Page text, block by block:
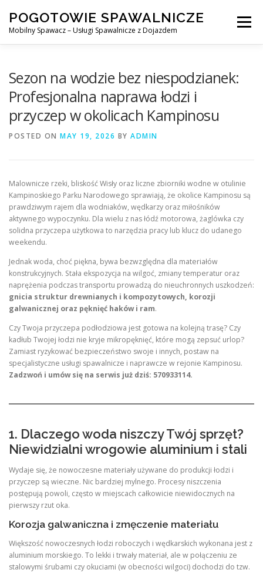
content
POGOTOWIE SPAWALNICZE
Mobilny Spawacz – Usługi Spawalnicze z Dojazdem
Menu
SPAWANIE MIG/MAG (GMAW) NASZE USŁUGI
Sezon na wodzie bez niespodzianek:
Profesjonalna naprawa łodzi i
przyczep w okolicach Kampinosu
POSTED ON MAY 19, 2026 BY ADMIN
Malownicze rzeki, bliskość Wisły oraz liczne zbiorniki wodne w otulinie
Kampinoskiego Parku Narodowego sprawiają, że okolice Kampinosu są
prawdziwym rajem dla wodniaków, wędkarzy oraz miłośników
aktywnego wypoczynku. Dla wielu z nas łódź motorowa, żaglówka czy
solidna przyczepa użytkowa to narzędzia pracy lub klucz do udanego
weekendu.
Jednak woda, choć piękna, bywa bezwzględna dla materiałów
konstrukcyjnych. Stała ekspozycja na wilgoć, zmiany temperatur oraz
naprężenia podczas transportu prowadzą do nieuchronnych uszkodzeń:
gnicia struktur drewnianych i kompozytowych, korozji
galwanicznej oraz pęknięć haków i ram.
Czy Twoja przyczepa podłodziowa jest gotowa na kolejną trasę? Czy
kadłub Twojej łodzi nie kryje mikropęknięć, które mogą zepsuć urlop?
Zamiast ryzykować bezpieczeństwo swoje i innych, postaw na
specjalistyczne usługi spawalnicze i naprawcze w rejonie Kampinosu.
Zadzwoń i umów się na serwis już dziś: 570933114.
1. Dlaczego woda niszczy Twój sprzęt?
Niewidzialni wrogowie aluminium i stali
Wydaje się, że nowoczesne materiały używane do produkcji łodzi i
przyczep są wieczne. Nic bardziej mylnego. Procesy niszczenia
postępują powoli, często w miejscach całkowicie niewidocznych na
pierwszy rzut oka.
Korozja galwaniczna i zmęczenie materiału
Większość nowoczesnych łodzi roboczych i wędkarskich wykonana jest z
aluminium morskiego. To lekki i trwały materiał, ale w połączeniu ze
stalowymi śrubami czy okuciami (w obecności wilgoci) dochodzi do tzw.